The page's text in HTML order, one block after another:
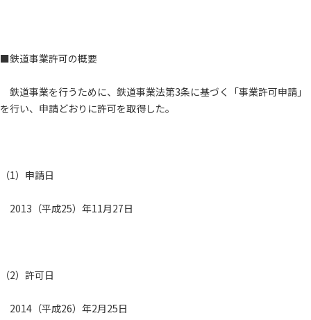
■鉄道事業許可の概要
鉄道事業を行うために、鉄道事業法第3条に基づく「事業許可申請」
を行い、申請どおりに許可を取得した。
（1）申請日
2013（平成25）年11月27日
（2）許可日
2014（平成26）年2月25日